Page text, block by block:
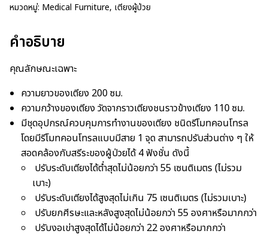
หมวดหมู่: Medical Furniture, เตียงผู้ป่วย
คำอธิบาย
คุณลักษณะเฉพาะ
ความยาวของเตียง 200 ซม.
ความกว้างของเตียง วัดจากราวเตียงชนราวข้างเตียง 110 ซม.
มีชุดอุปกรณ์ควบคุมการทำงานของเตียง ชนิดรีโมทคอนโทรล
โดยมีรีโมทคอนโทรลแบบมีสาย 1 จุด สามารถปรับส่วนต่าง ๆ ให้
สอดคล้องกับสรีระของผู้ป่วยได้ 4 ฟังชั่น ดังนี้
ปรับระดับเตียงได้ต่ำสุดไม่น้อยกว่า 55 เซนติเมตร (ไม่รวม
เบาะ)
ปรับระดับเตียงได้สูงสุดไม่เกิน 75 เซนติเมตร (ไม่รวมเบาะ)
ปรับยกศีรษะและหลังสูงสุดไม่น้อยกว่า 55 องศาหรือมากกว่า
ปรับงอเข่าสูงสุดได้ไม่น้อยกว่า 22 องศาหรือมากกว่า